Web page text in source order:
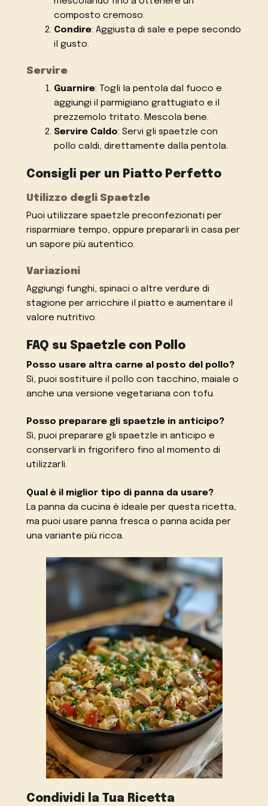
composto cremoso.
Condire: Aggiusta di sale e pepe secondo
il gusto.
Servire
Guarnire: Togli la pentola dal fuoco e
aggiungi il parmigiano grattugiato e il
prezzemolo tritato. Mescola bene.
Servire Caldo: Servi gli spaetzle con
pollo caldi, direttamente dalla pentola.
Consigli per un Piatto Perfetto
Utilizzo degli Spaetzle
Puoi utilizzare spaetzle preconfezionati per
risparmiare tempo, oppure prepararli in casa per
un sapore più autentico.
Variazioni
Aggiungi funghi, spinaci o altre verdure di
stagione per arricchire il piatto e aumentare il
valore nutritivo.
FAQ su Spaetzle con Pollo
Posso usare altra carne al posto del pollo?
Sì, puoi sostituire il pollo con tacchino, maiale o
anche una versione vegetariana con tofu.
Posso preparare gli spaetzle in anticipo?
Sì, puoi preparare gli spaetzle in anticipo e
conservarli in frigorifero fino al momento di
utilizzarli.
Qual è il miglior tipo di panna da usare?
La panna da cucina è ideale per questa ricetta,
ma puoi usare panna fresca o panna acida per
una variante più ricca.
Condividi la Tua Ricetta